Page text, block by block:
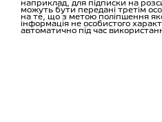
наприклад, для підписки на
можуть бути передані третім
на те, що з метою поліпшення
інформація не особистого
автоматично під час